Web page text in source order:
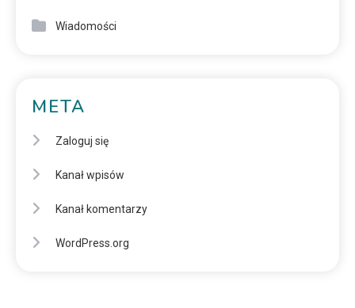
Wiadomości
META
Zaloguj się
Kanał wpisów
Kanał komentarzy
WordPress.org